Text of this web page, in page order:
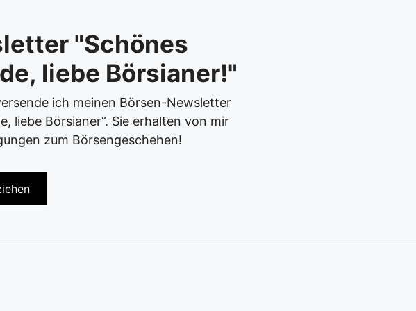
"Schönes
liebe Börsianer!"
ich meinen Börsen-Newsletter
liebe Börsianer“. Sie erhalten von mir
zum Börsengeschehen!